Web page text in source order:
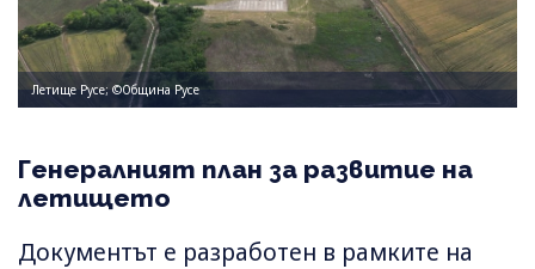
Летище Русе; ©Община Русе
Генералният план за развитие на
летището
Документът е разработен в рамките на